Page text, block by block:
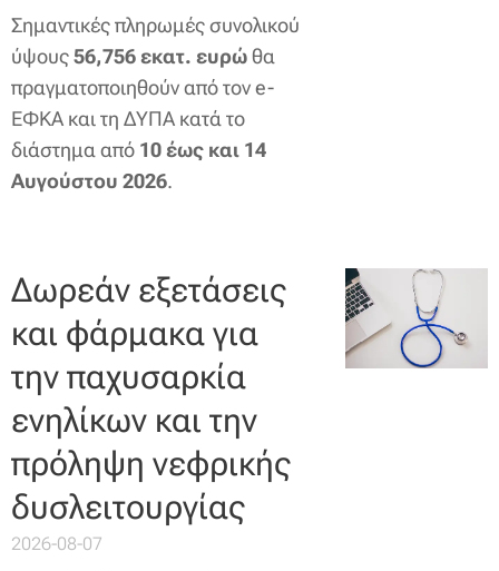
Σημαντικές πληρωμές συνολικού
ύψους56,756 εκατ. ευρώθα
πραγματοποιηθούν από τον e-
ΕΦΚΑ και τη ΔΥΠΑ κατά το
διάστημα από 10 έως και 14
Αυγούστου 2026.
Δωρεάν εξετάσεις
και φάρμακα για
την παχυσαρκία
ενηλίκων και την
πρόληψη νεφρικής
δυσλειτουργίας
2026-08-07